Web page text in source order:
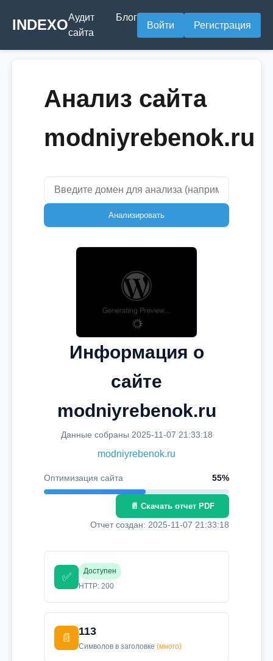
INDEXOАудит
сайта
Блог
Войти Регистрация
Анализ сайта
modniyrebenok.ru
Анализировать
Информация о
сайте
modniyrebenok.ru
Данные собраны 2025-11-07 21:33:18
modniyrebenok.ru
Оптимизация сайта 55%
📄 Скачать отчет PDF
Отчет создан: 2025-11-07 21:33:18
✅
Доступен
HTTP: 200
📄
113
Символов в заголовке (много)